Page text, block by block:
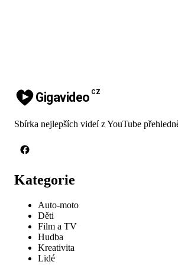
Gigavideo CZ
Sbírka nejlepších videí z YouTube
Kategorie
Auto-moto
Děti
Film a TV
Hudba
Kreativita
Lidé